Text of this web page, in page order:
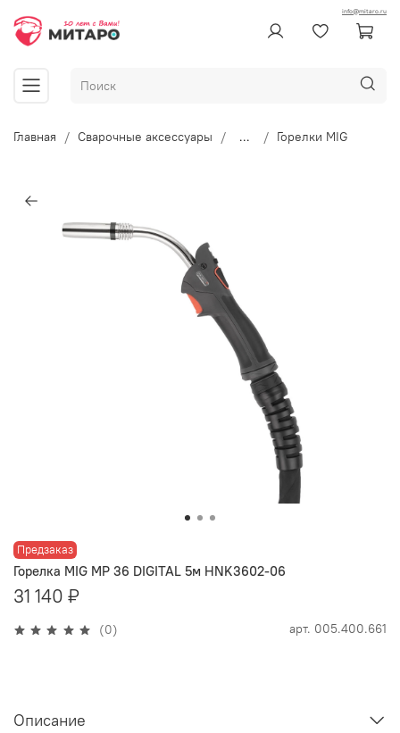
info@mitaro.ru
Главная Сварочные аксессуары ... Горелки MIG
Предзаказ
(0) арт. 005.400.661
Горелка MIG MP 36 DIGITAL 5м HNK3602-06
31 140 ₽
Описание